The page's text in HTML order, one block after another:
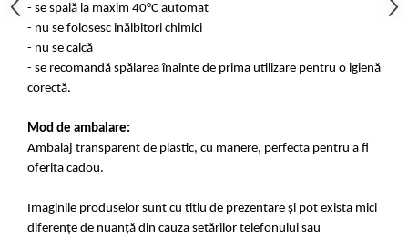
- se spală la maxim 40°C automat
- nu se folosesc inălbitori chimici
- nu se calcă
- se recomandă spălarea înainte de prima utilizare pentru o igienă
corectă.
Mod de ambalare:
Ambalaj transparent de plastic, cu manere, perfecta pentru a fi
oferita cadou.
Imaginile produselor sunt cu titlu de prezentare și pot exista mici
diferențe de nuanță din cauza setărilor telefonului sau